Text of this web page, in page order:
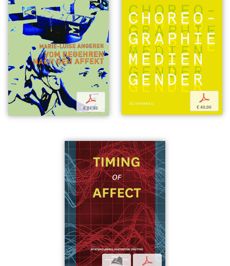
p
€ 24,95
p
€ 40,00
b p